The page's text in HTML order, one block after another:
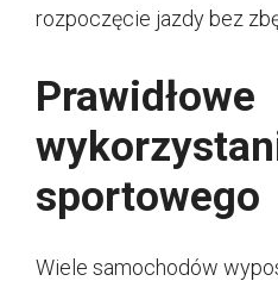
rozpoczęcie jazdy bez
Prawidłowe
sportowego
Wiele samochodów